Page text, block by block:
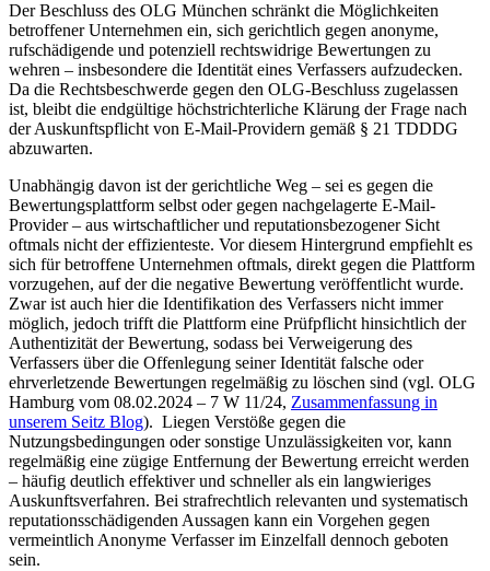
Der Beschluss des OLG München schränkt die Möglichkeiten
betroffener Unternehmen ein, sich gerichtlich gegen anonyme,
rufschädigende und potenziell rechtswidrige Bewertungen zu
wehren – insbesondere die Identität eines Verfassers aufzudecken.
Da die Rechtsbeschwerde gegen den OLG-Beschluss zugelassen
ist, bleibt die endgültige höchstrichterliche Klärung der Frage nach
der Auskunftspflicht von E-Mail-Providern gemäß § 21 TDDDG
abzuwarten.
Unabhängig davon ist der gerichtliche Weg – sei es gegen die
Bewertungsplattform selbst oder gegen nachgelagerte E-Mail-
Provider – aus wirtschaftlicher und reputationsbezogener Sicht
oftmals nicht der effizienteste. Vor diesem Hintergrund empfiehlt es
sich für betroffene Unternehmen oftmals, direkt gegen die Plattform
vorzugehen, auf der die negative Bewertung veröffentlicht wurde.
Zwar ist auch hier die Identifikation des Verfassers nicht immer
möglich, jedoch trifft die Plattform eine Prüfpflicht hinsichtlich der
Authentizität der Bewertung, sodass bei Verweigerung des
Verfassers über die Offenlegung seiner Identität falsche oder
ehrverletzende Bewertungen regelmäßig zu löschen sind (vgl. OLG
Hamburg vom 08.02.2024 – 7 W 11/24, Zusammenfassung in
unserem Seitz Blog). Liegen Verstöße gegen die
Nutzungsbedingungen oder sonstige Unzulässigkeiten vor, kann
regelmäßig eine zügige Entfernung der Bewertung erreicht werden
– häufig deutlich effektiver und schneller als ein langwieriges
Auskunftsverfahren. Bei strafrechtlich relevanten und systematisch
reputationsschädigenden Aussagen kann ein Vorgehen gegen
vermeintlich Anonyme Verfasser im Einzelfall dennoch geboten
sein.